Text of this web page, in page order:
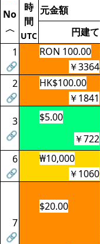
No
〈
時
間
UTC
元金額
円建て
1
🔗
RON 100.00
￥3364
2
🔗
HK$100.00
￥1841
3
🔗
$5.00
￥722
6
🔗
₩10,000
￥1060
7
🔗
$20.00